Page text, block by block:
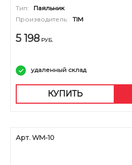
Тип:
Паяльник
Производитель:
TIM
5 198 РУБ.
удаленный склад
КУПИТЬ
Арт. WM-10